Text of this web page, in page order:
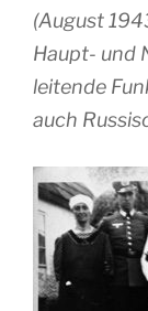
(August
Haupt- und
leitende
auch